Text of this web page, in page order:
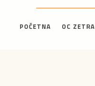
POČETNA OC ZETRA